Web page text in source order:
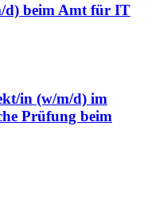
d) beim Amt für IT
in (w/m/d) im
Prüfung beim